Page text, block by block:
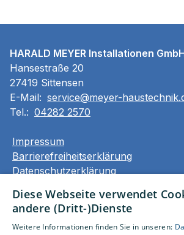
HARALD MEYER Installationen
Hansestraße 20
27419 Sittensen
E-Mail: service@meyer-
Tel.: 04282 2570
Impressum
Barrierefreiheitserklärung
Datenschutzerklärung
Unsere Bereiche
Privatkunden
Diese Webseite verwendet
andere (Dritt-)Dienste
Weitere Informationen finden Sie in unseren: